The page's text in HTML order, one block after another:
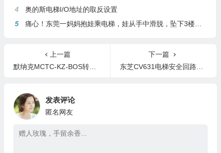
4
奥的斯电梯I/O地址的取反设置
5
痛心！东莞一妈妈抱娃乘电梯，娃从手中滑脱，坠下3楼身亡
上一篇
默纳克MCTC-KZ-BOS转换板说明
下一篇
东芝CV631电梯安全回路详解
发表评论
匿名网友